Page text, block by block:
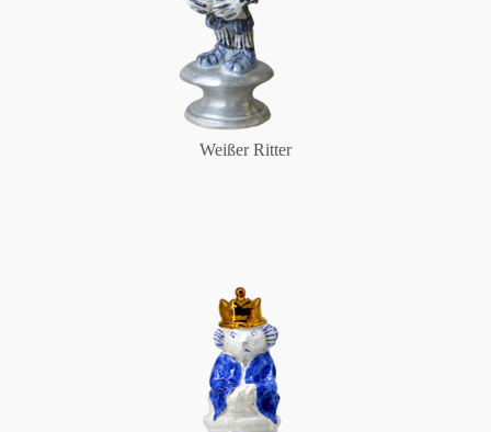
Weißer Ritter